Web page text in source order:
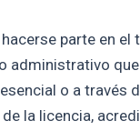
parte en el
administrativo
o a través
la licencia,